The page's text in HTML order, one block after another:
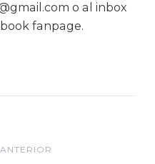
o al inbox
fanpage.